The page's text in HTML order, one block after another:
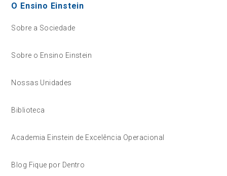
O Ensino Einstein
Sobre a Sociedade
Sobre o Ensino Einstein
Nossas Unidades
Biblioteca
Academia Einstein de Excelência Operacional
Blog Fique por Dentro